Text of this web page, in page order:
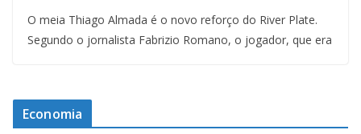
O meia Thiago Almada é o novo reforço do River Plate.
Segundo o jornalista Fabrizio Romano, o jogador, que era
Economia